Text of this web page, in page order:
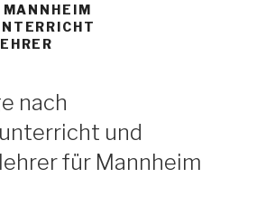
nach
und
für Mannheim